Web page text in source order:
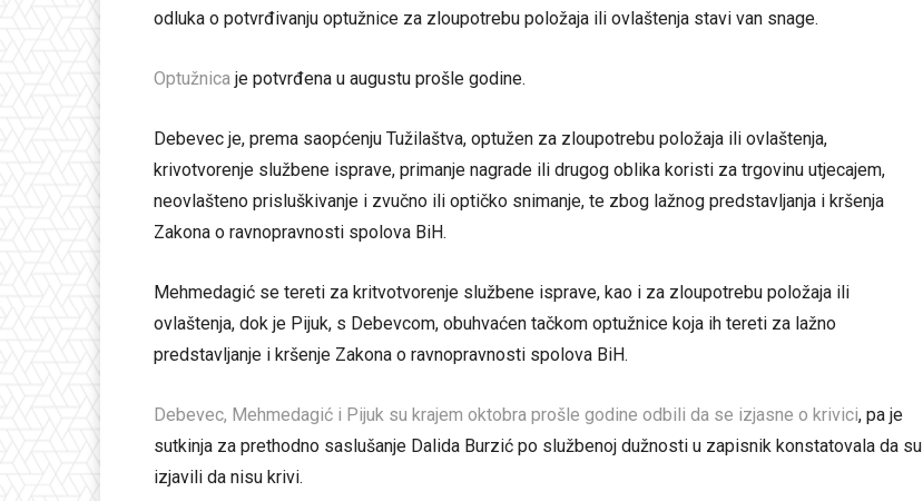
odluka o potvrđivanju optužnice za zloupotrebu položaja ili ovlaštenja stavi van snage.
Optužnica je potvrđena u augustu prošle godine.
Debevec je, prema saopćenju Tužilaštva, optužen za zloupotrebu položaja ili ovlaštenja,
krivotvorenje službene isprave, primanje nagrade ili drugog oblika koristi za trgovinu utjecajem,
neovlašteno prisluškivanje i zvučno ili optičko snimanje, te zbog lažnog predstavljanja i kršenja
Zakona o ravnopravnosti spolova BiH.
Mehmedagić se tereti za kritvotvorenje službene isprave, kao i za zloupotrebu položaja ili
ovlaštenja, dok je Pijuk, s Debevcom, obuhvaćen tačkom optužnice koja ih tereti za lažno
predstavljanje i kršenje Zakona o ravnopravnosti spolova BiH.
Debevec, Mehmedagić i Pijuk su krajem oktobra prošle godine odbili da se izjasne o krivici, pa je
sutkinja za prethodno saslušanje Dalida Burzić po službenoj dužnosti u zapisnik konstatovala da su
izjavili da nisu krivi.